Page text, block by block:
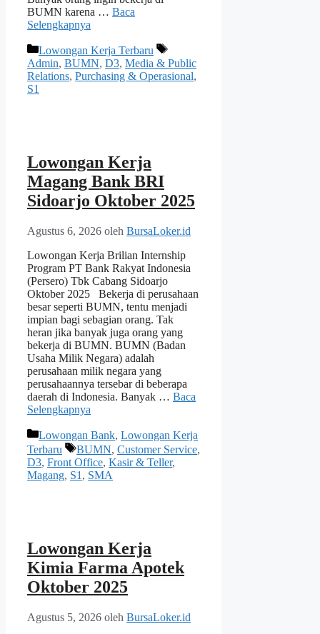
BUMN karena … Baca
Selengkapnya
Kategori
Lowongan Kerja Terbaru
Tag
Admin, BUMN, D3, Media & Public
Relations, Purchasing & Operasional,
S1
Lowongan Kerja
Magang Bank BRI
Sidoarjo Oktober 2025
Agustus 6, 2026 oleh BursaLoker.id
Lowongan Kerja Brilian Internship
Program PT Bank Rakyat Indonesia
(Persero) Tbk Cabang Sidoarjo
Oktober 2025 Bekerja di perusahaan
besar seperti BUMN, tentu menjadi
impian bagi sebagian orang. Tak
heran jika banyak juga orang yang
bekerja di BUMN. BUMN (Badan
Usaha Milik Negara) adalah
perusahaan milik negara yang
perusahaannya tersebar di beberapa
daerah di Indonesia. Banyak … Baca
Selengkapnya
Kategori
Lowongan Bank, Lowongan Kerja
Terbaru
Tag
BUMN, Customer Service,
D3, Front Office, Kasir & Teller,
Magang, S1 , SMA
Lowongan Kerja
Kimia Farma Apotek
Oktober 2025
Agustus 5, 2026 oleh BursaLoker.id